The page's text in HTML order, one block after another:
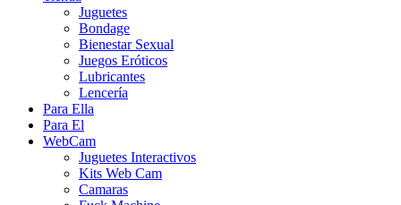
Juguetes
Bondage
Bienestar Sexual
Juegos Eróticos
Lubricantes
Lencería
Para Ella
Para El
WebCam
Juguetes Interactivos
Kits Web Cam
Camaras